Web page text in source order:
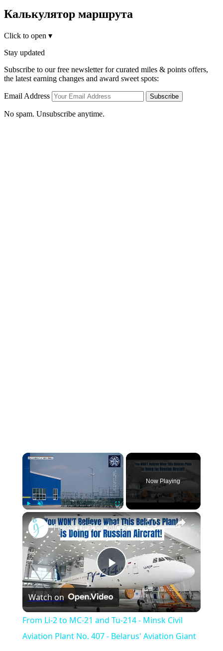
Калькулятор маршрута
Click to open ▾
Stay updated
Subscribe to our free newsletter for curated miles & points offers,
the latest earning changes and award sweet spots:
Email Address Subscribe
No spam. Unsubscribe anytime.
×
Fullscreen
Now Playing
×
Play
Video
From Li-2 to MC-21 and Tu-214 - Minsk Civil Aviation Plant No. 407 - Belarus' Aviation Giant
Watch on
From Li-2 to MC-21 and Tu-214 - Minsk Civil
Aviation Plant No. 407 - Belarus' Aviation Giant